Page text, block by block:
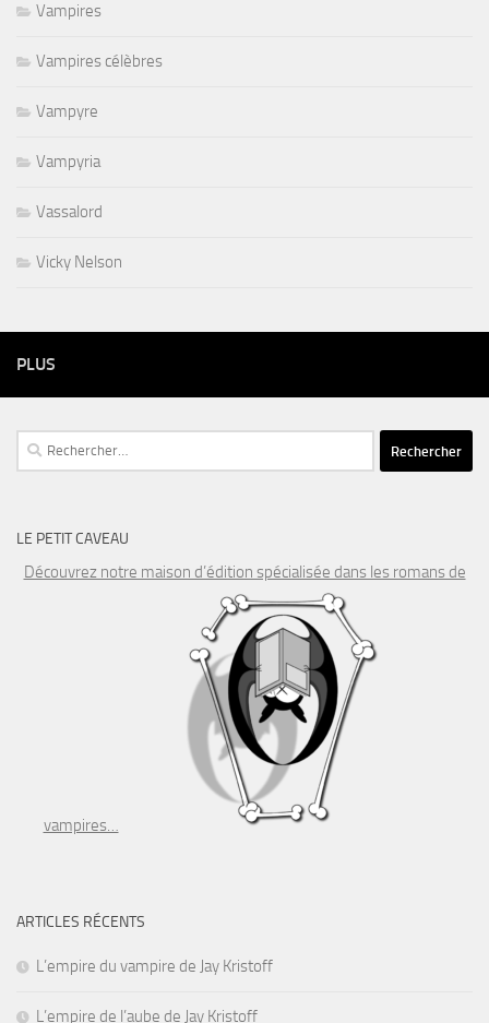
Vampires
Vampires célèbres
Vampyre
Vampyria
Vassalord
Vicky Nelson
PLUS
Rechercher :
LE PETIT CAVEAU
Découvrez notre maison d’édition spécialisée dans les romans de
vampires…
ARTICLES RÉCENTS
L’empire du vampire de Jay Kristoff
L’empire de l’aube de Jay Kristoff